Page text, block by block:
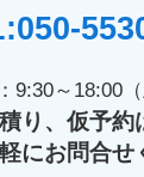
9:30～18:00（
り、仮予約
にお問合せ